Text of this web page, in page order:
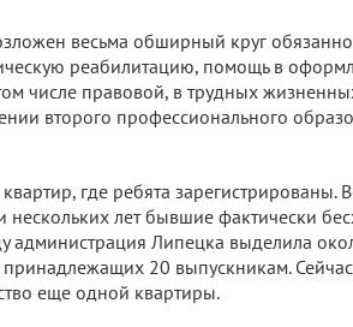
весьма обширный круг
реабилитацию, помощь в
числе правовой, в трудных
второго профессионального
где ребята зарегистрированы.
нескольких лет бывшие фактически
администрация Липецка выделила
20 выпускникам. Сейчас
еще одной квартиры.